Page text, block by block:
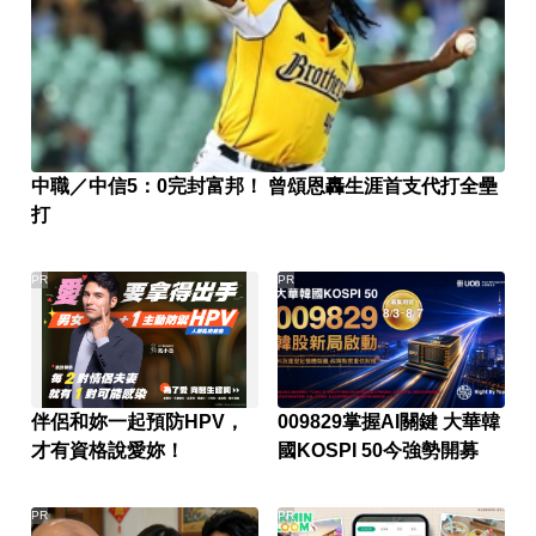
中職／中信5：0完封富邦！ 曾頌恩轟生涯首支代打全壘
打
伴侶和妳一起預防HPV，
才有資格說愛妳！
PR
009829掌握AI關鍵 大華韓
國KOSPI 50今強勢開募
PR
PR PR